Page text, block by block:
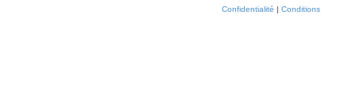
Confidentialité | Conditions